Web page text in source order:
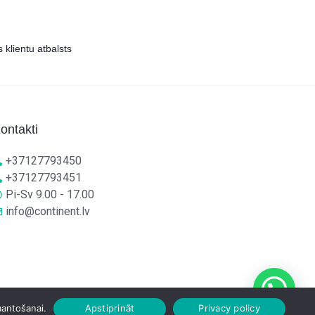
klientu atbalsts
+37127793450
+37127793451
Pi-Sv 9.00 - 17.00
info@continent.lv
Apstiprināt Privacy policy